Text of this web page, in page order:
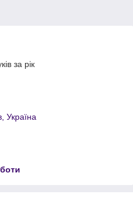
за рік
Україна